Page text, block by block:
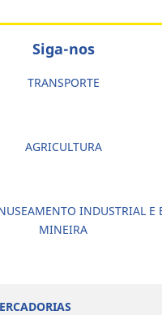
Siga-nos
TRANSPORTE
AGRICULTURA
INDUSTRIAL E
MINEIRA